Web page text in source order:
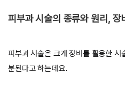
피부과 시술의 종류와 원리,
피부과 시술은 크게 장비를 활용한 시
분된다고 하는데요.